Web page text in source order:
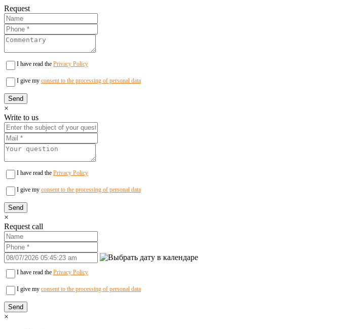
Request
I have read the Privacy Policy
I give my consent to the processing of personal data
×
Write to us
I have read the Privacy Policy
I give my consent to the processing of personal data
×
Request call
I have read the Privacy Policy
I give my consent to the processing of personal data
×